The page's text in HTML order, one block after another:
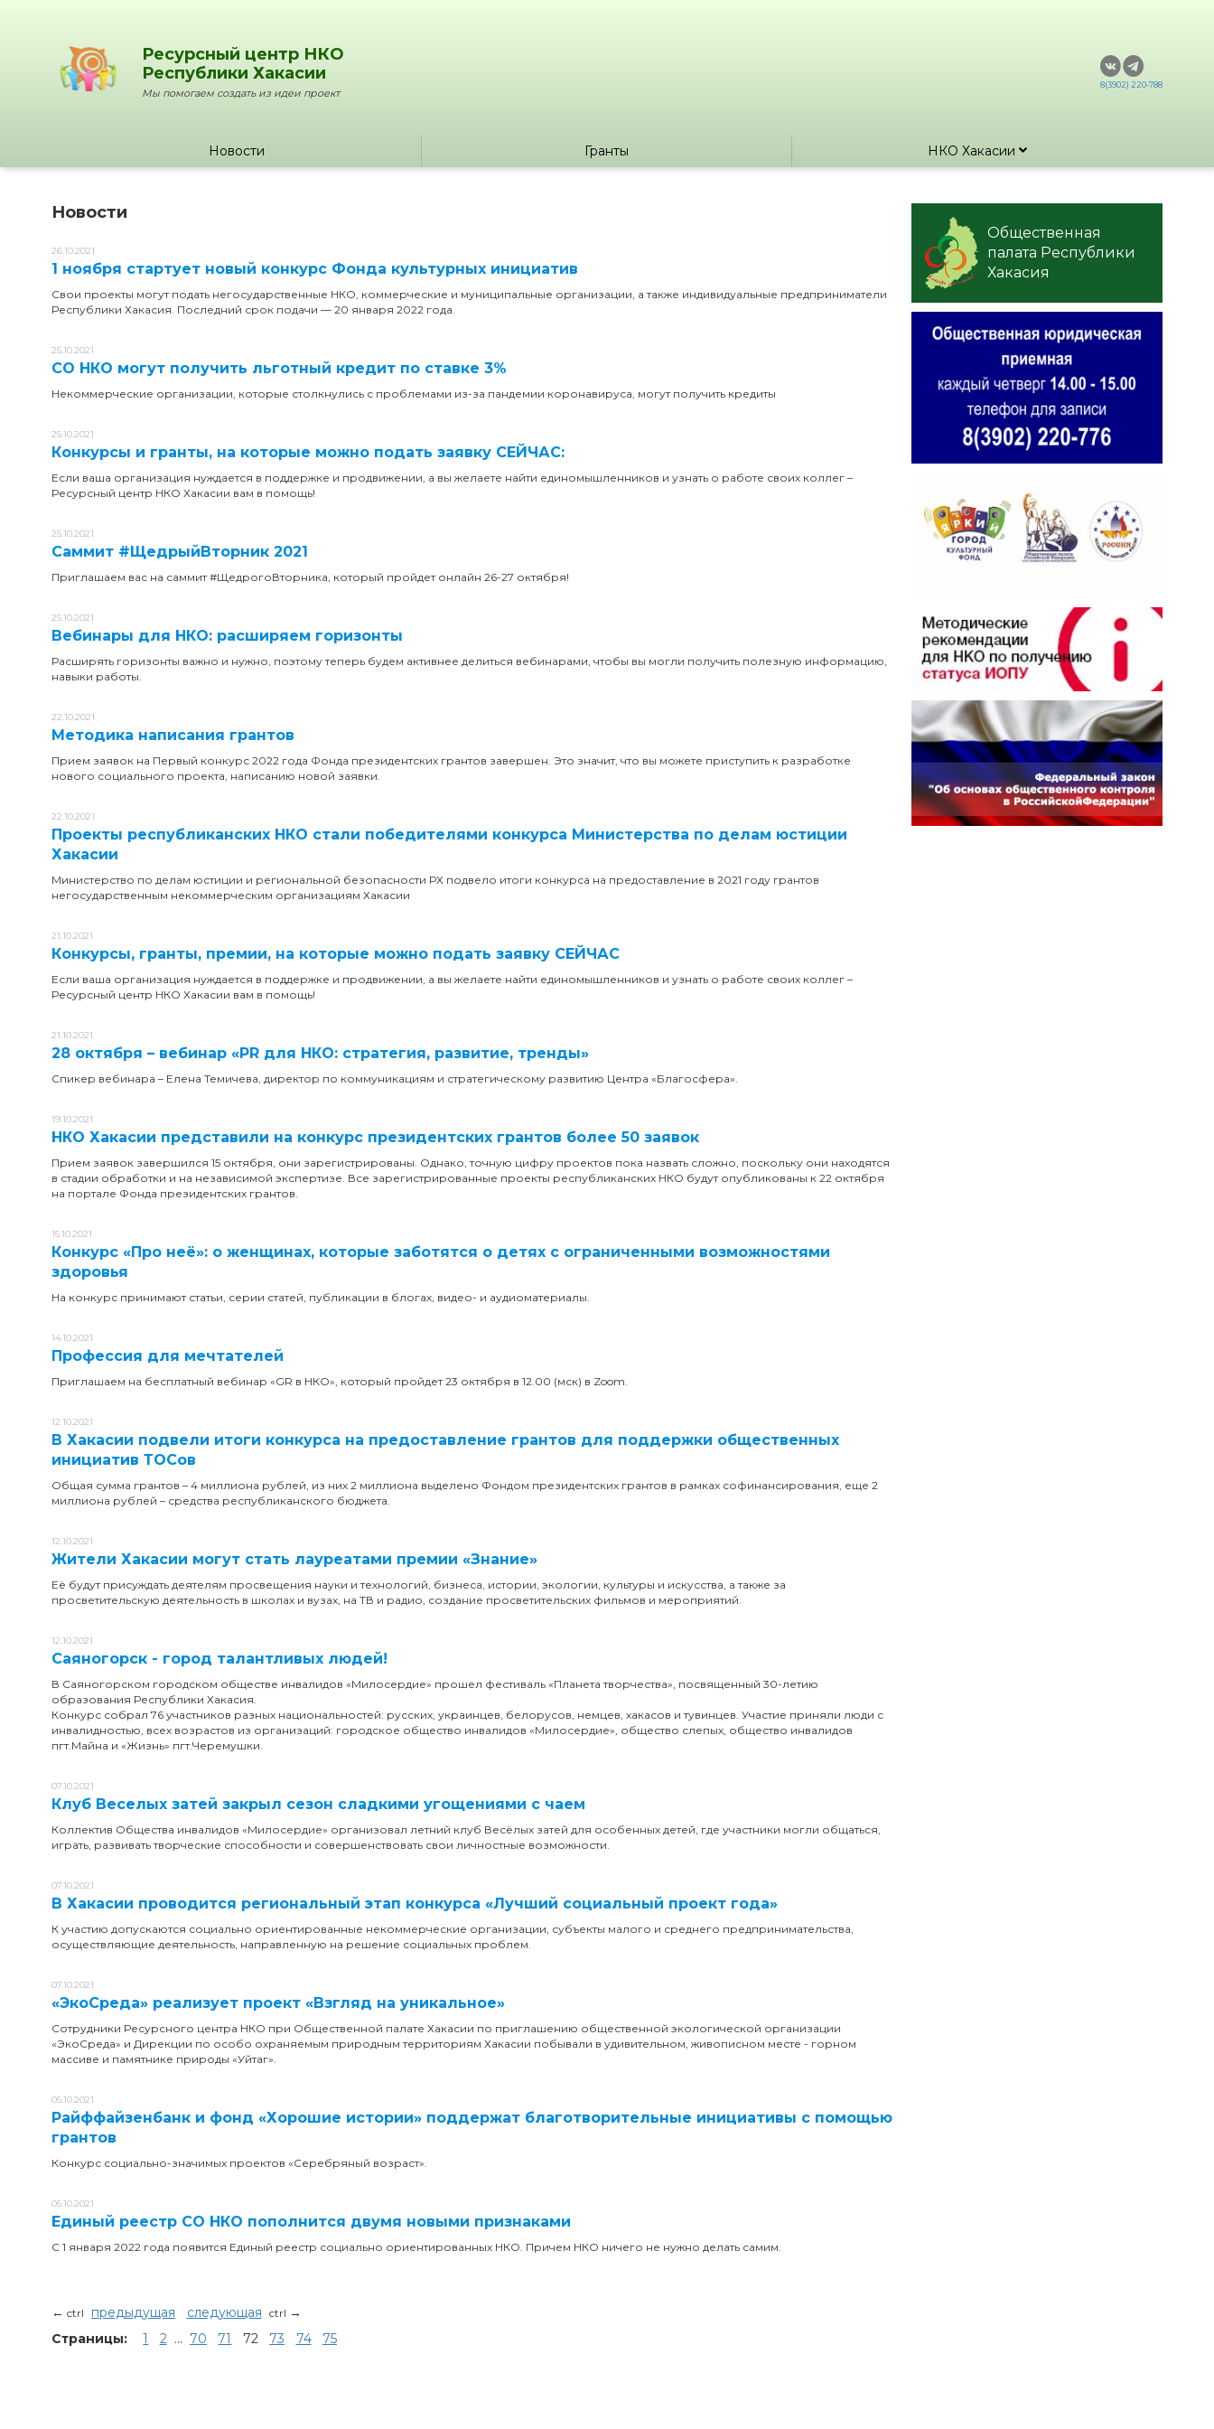
Ресурсный центр НКО
Республики Хакасии
Мы помогаем создать из идеи проект
8(3902) 220-788
Новости Гранты НКО Хакасии
Общественная
палата Республики
Хакасия
Новости
26.10.2021
1 ноября стартует новый конкурс Фонда культурных инициатив
Свои проекты могут подать негосударственные НКО, коммерческие и муниципальные организации, а также индивидуальные предприниматели
Республики Хакасия. Последний срок подачи — 20 января 2022 года.
25.10.2021
СО НКО могут получить льготный кредит по ставке 3%
Некоммерческие организации, которые столкнулись с проблемами из-за пандемии коронавируса, могут получить кредиты
25.10.2021
Конкурсы и гранты, на которые можно подать заявку СЕЙЧАС:
Если ваша организация нуждается в поддержке и продвижении, а вы желаете найти единомышленников и узнать о работе своих коллег –
Ресурсный центр НКО Хакасии вам в помощь!
25.10.2021
Саммит #ЩедрыйВторник 2021
Приглашаем вас на саммит #ЩедрогоВторника, который пройдет онлайн 26-27 октября!
25.10.2021
Вебинары для НКО: расширяем горизонты
Расширять горизонты важно и нужно, поэтому теперь будем активнее делиться вебинарами, чтобы вы могли получить полезную информацию,
навыки работы.
22.10.2021
Методика написания грантов
Прием заявок на Первый конкурс 2022 года Фонда президентских грантов завершен. Это значит, что вы можете приступить к разработке
нового социального проекта, написанию новой заявки.
22.10.2021
Проекты республиканских НКО стали победителями конкурса Министерства по делам юстиции
Хакасии
Министерство по делам юстиции и региональной безопасности РХ подвело итоги конкурса на предоставление в 2021 году грантов
негосударственным некоммерческим организациям Хакасии
21.10.2021
Конкурсы, гранты, премии, на которые можно подать заявку СЕЙЧАС
Если ваша организация нуждается в поддержке и продвижении, а вы желаете найти единомышленников и узнать о работе своих коллег –
Ресурсный центр НКО Хакасии вам в помощь!
21.10.2021
28 октября – вебинар «PR для НКО: стратегия, развитие, тренды»
Спикер вебинара – Елена Темичева, директор по коммуникациям и стратегическому развитию Центра «Благосфера».
19.10.2021
НКО Хакасии представили на конкурс президентских грантов более 50 заявок
Прием заявок завершился 15 октября, они зарегистрированы. Однако, точную цифру проектов пока назвать сложно, поскольку они находятся
в стадии обработки и на независимой экспертизе. Все зарегистрированные проекты республиканских НКО будут опубликованы к 22 октября
на портале Фонда президентских грантов.
15.10.2021
Конкурс «Про неё»: о женщинах, которые заботятся о детях с ограниченными возможностями
здоровья
На конкурс принимают статьи, серии статей, публикации в блогах, видео- и аудиоматериалы.
14.10.2021
Профессия для мечтателей
Приглашаем на бесплатный вебинар «GR в НКО», который пройдет 23 октября в 12.00 (мск) в Zoom.
12.10.2021
В Хакасии подвели итоги конкурса на предоставление грантов для поддержки общественных
инициатив ТОСов
Общая сумма грантов – 4 миллиона рублей, из них 2 миллиона выделено Фондом президентских грантов в рамках софинансирования, еще 2
миллиона рублей – средства республиканского бюджета.
12.10.2021
Жители Хакасии могут стать лауреатами премии «Знание»
Её будут присуждать деятелям просвещения науки и технологий, бизнеса, истории, экологии, культуры и искусства, а также за
просветительскую деятельность в школах и вузах, на ТВ и радио, создание просветительских фильмов и мероприятий.
12.10.2021
Саяногорск - город талантливых людей!
В Саяногорском городском обществе инвалидов «Милосердие» прошел фестиваль «Планета творчества», посвященный 30-летию
образования Республики Хакасия.
Конкурс собрал 76 участников разных национальностей: русских, украинцев, белорусов, немцев, хакасов и тувинцев. Участие приняли люди с
инвалидностью, всех возрастов из организаций: городское общество инвалидов «Милосердие», общество слепых, общество инвалидов
пгт.Майна и «Жизнь» пгт.Черемушки.
07.10.2021
Клуб Веселых затей закрыл сезон сладкими угощениями с чаем
Коллектив Общества инвалидов «Милосердие» организовал летний клуб Весёлых затей для особенных детей, где участники могли общаться,
играть, развивать творческие способности и совершенствовать свои личностные возможности.
07.10.2021
В Хакасии проводится региональный этап конкурса «Лучший социальный проект года»
К участию допускаются социально ориентированные некоммерческие организации, субъекты малого и среднего предпринимательства,
осуществляющие деятельность, направленную на решение социальных проблем.
07.10.2021
«ЭкоСреда» реализует проект «Взгляд на уникальное»
Сотрудники Ресурсного центра НКО при Общественной палате Хакасии по приглашению общественной экологической организации
«ЭкоСреда» и Дирекции по особо охраняемым природным территориям Хакасии побывали в удивительном, живописном месте - горном
массиве и памятнике природы «Уйтаг».
05.10.2021
Райффайзенбанк и фонд «Хорошие истории» поддержат благотворительные инициативы с помощью
грантов
Конкурс социально-значимых проектов «Серебряный возраст».
05.10.2021
Единый реестр СО НКО пополнится двумя новыми признаками
С 1 января 2022 года появится Единый реестр социально ориентированных НКО. Причем НКО ничего не нужно делать самим.
← ctrl предыдущая следующая ctrl →
Страницы:
1 2 ... 70 71 72 73 74 75